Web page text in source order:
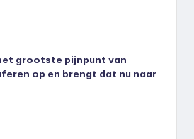
grootste pijnpunt van
op en brengt dat nu naar